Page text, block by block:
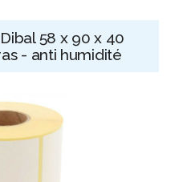
58 x 90 x 40
- anti humidité